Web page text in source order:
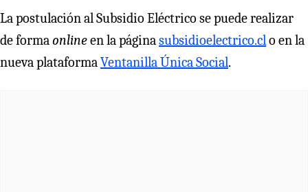
La postulación al Subsidio Eléctrico se puede realizar
de formaonlineen la páginasubsidioelectrico.clo en la
nueva plataformaVentanilla Única Social.